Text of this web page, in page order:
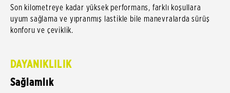
Son kilometreye kadar yüksek performans, farklı koşullara
uyum sağlama ve yıpranmış lastikle bile manevralarda sürüş
konforu ve çeviklik.
DAYANIKLILIK
Sağlamlık